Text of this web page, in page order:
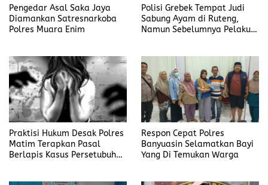
Pengedar Asal Saka Jaya
Diamankan Satresnarkoba
Polres Muara Enim
Polisi Grebek Tempat Judi
Sabung Ayam di Ruteng,
Namun Sebelumnya Pelaku
Praktisi Hukum Desak Polres
Matim Terapkan Pasal
Berlapis Kasus Persetubuhan
Respon Cepat Polres
Banyuasin Selamatkan Bayi
Yang Di Temukan Warga